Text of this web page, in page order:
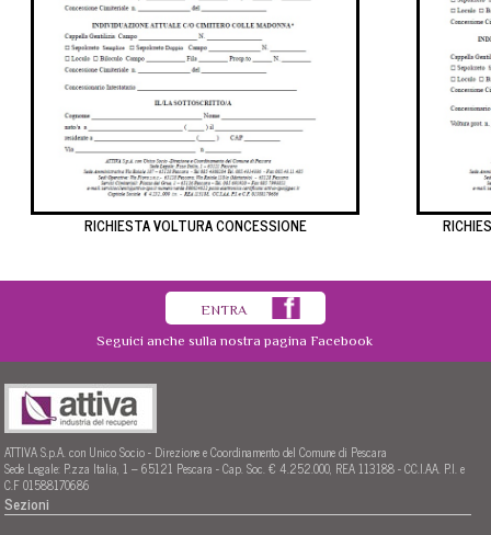
RICHIESTA VOLTURA CONCESSIONE
ENTRA
Seguici anche sulla nostra pagina Facebook
ATTIVA S.p.A. con Unico Socio - Direzione e Coordinamento del Comune di Pescara
Sede Legale: P.zza Italia, 1 – 65121 Pescara - Cap. Soc. € 4.252.000, REA 113188 - CC.I.AA. P.I. e
C.F 01588170686
Sezioni